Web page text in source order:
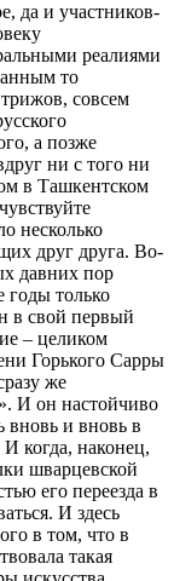
да и участников-
реалиями
то
совсем
а позже
ни с того ни
в Ташкентском
несколько
друг друга. Во-
давних пор
годы только
в свой первый
– целиком
Горького Сарры
же
И он настойчиво
вновь и вновь в
когда, наконец,
шварцевской
его переезда в
И здесь
в том, что в
такая